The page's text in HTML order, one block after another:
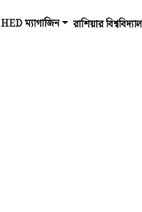
HED ম্যাগাজিন রাশিয়ার